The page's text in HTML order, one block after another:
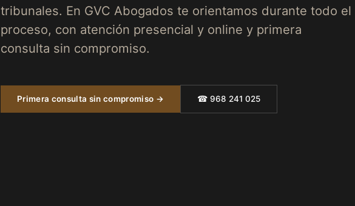
tribunales. En GVC Abogados te orientamos durante todo el
proceso, con atención presencial y online y primera
consulta sin compromiso.
Primera consulta sin compromiso → ☎ 968 241 025